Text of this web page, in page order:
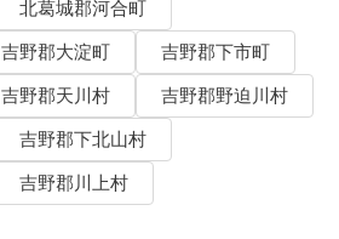
北葛城郡河合町
吉野郡大淀町
吉野郡下市町
吉野郡天川村
吉野郡野迫川村
吉野郡下北山村
吉野郡川上村